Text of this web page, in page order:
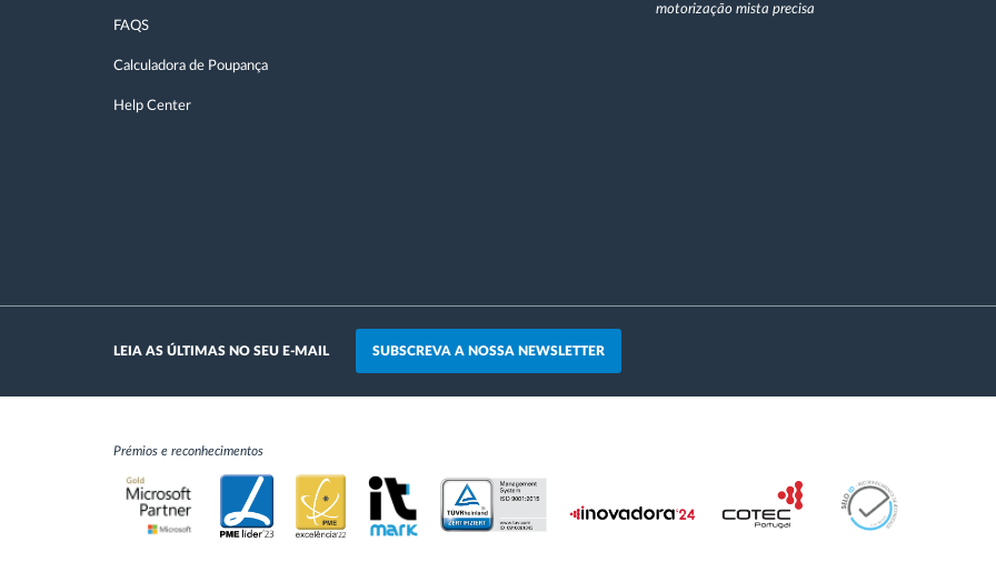
FAQS
Calculadora de Poupança
Help Center
motorização mista precisa
LEIA AS ÚLTIMAS NO SEU E-MAIL SUBSCREVA A NOSSA NEWSLETTER
Prémios e reconhecimentos